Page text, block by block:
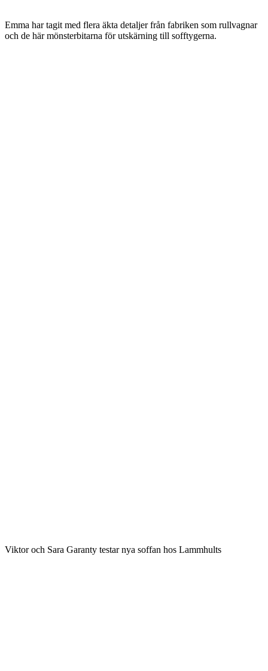
Emma har tagit med flera äkta detaljer från fabriken som rullvagnar
och de här mönsterbitarna för utskärning till sofftygerna.
Viktor och Sara Garanty testar nya soffan hos Lammhults